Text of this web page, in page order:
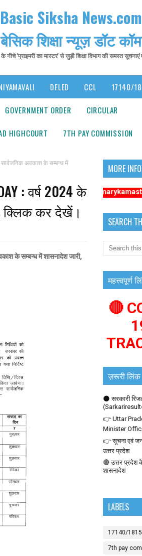
Basic Siksha News.com
बेसिक शिक्षा न्यूज़ डॉट कॉम
नीचे 'प्राइमरी का मास्टर' से जुड़ी शिक्षा विभाग की समस्त
DELED CCL 17140/
GOVERNMENT ORDER CIRCULAR
HIGHCOURT 7TH PAY COMMISSION
अवकाश के सम्बन्ध में
: वर्ष 2024 के
क्लिक कर देखें।
के सम्बन्ध में शासनादेश जारी,
MORE
कृपया https://www.primarykamaster.net पर
SEARCH
महत्त्वपूर्ण
🔴
ज़रूरी लिंक
🌑 सरकारी
👉 Uttar
Minister
👉 सूचना एवं जन
उत्तर प्रदेश
🔴 उत्तर प्रदेश
शासनादेश
LABELS
17140/
7th pay